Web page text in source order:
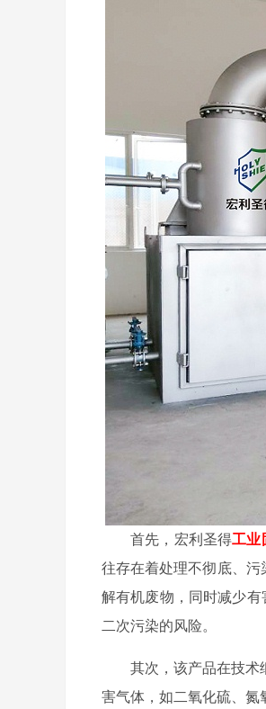
首先，宏利圣得工业
往存在着处理不彻底、污
解有机废物，同时减少
二次污染的风险。
其次，该产品在技术
害气体，如二氧化硫、氮